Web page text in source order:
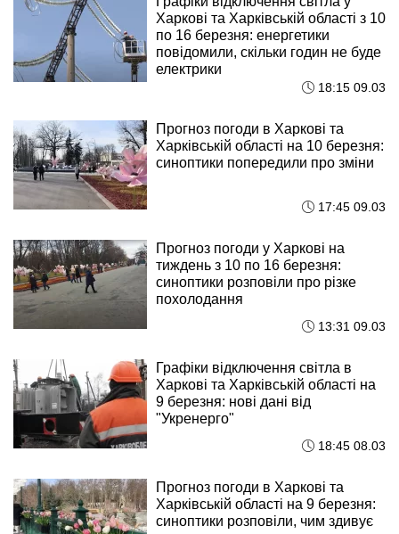
Харкові та Харківській області з 10
по 16 березня: енергетики
повідомили, скільки годин не буде
електрики
18:15 09.03
Прогноз погоди в Харкові та
Харківській області на 10 березня:
синоптики попередили про зміни
17:45 09.03
Прогноз погоди у Харкові на
тиждень з 10 по 16 березня:
синоптики розповіли про різке
похолодання
13:31 09.03
Графіки відключення світла в
Харкові та Харківській області на
9 березня: нові дані від
"Укренерго"
18:45 08.03
Прогноз погоди в Харкові та
Харківській області на 9 березня:
синоптики розповіли, чим здивує